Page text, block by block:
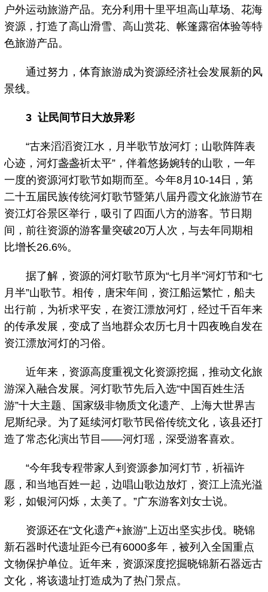
户外运动旅游产品。充分利用十里平坦高山草场、花海
资源，打造了高山滑雪、高山赏花、帐篷露宿体验等特
色旅游产品。
通过努力，体育旅游成为资源经济社会发展新的风
景线。
3 让民间节日大放异彩
“古来滔滔资江水，月半歌节放河灯；山歌阵阵表
心迹，河灯盏盏祈太平”，伴着悠扬婉转的山歌，一年
一度的资源河灯歌节如期而至。今年8月10-14日，第
二十五届民族传统河灯歌节暨第八届丹霞文化旅游节在
资江灯谷景区举行，吸引了四面八方的游客。节日期
间，前往资源的游客量突破20万人次，与去年同期相
比增长26.6%。
据了解，资源的河灯歌节原为“七月半”河灯节和“七
月半”山歌节。相传，唐宋年间，资江船运繁忙，船夫
出行前，为祈求平安，在资江漂放河灯，经过千百年来
的传承发展，变成了当地群众农历七月十四夜晚自发在
资江漂放河灯的习俗。
近年来，资源高度重视文化资源挖掘，推动文化旅
游深入融合发展。河灯歌节先后入选“中国百姓生活
游”十大主题、国家级非物质文化遗产、上海大世界吉
尼斯纪录。为了延续河灯歌节民俗传统文化，该县还打
造了常态化演出节目——河灯瑶，深受游客喜欢。
“今年我专程带家人到资源参加河灯节，祈福许
愿，和当地百姓一起，边唱山歌边放灯，资江上流光溢
彩，如银河闪烁，太美了。”广东游客刘女士说。
资源还在“文化遗产+旅游”上迈出坚实步伐。晓锦
新石器时代遗址距今已有6000多年，被列入全国重点
文物保护单位。近年来，资源深度挖掘晓锦新石器远古
文化，将该遗址打造成为了热门景点。